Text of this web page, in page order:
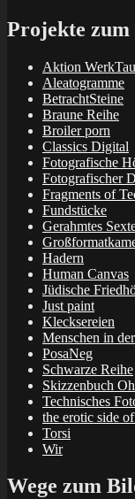
Projekte
Aktion
Aleatogramme
BetrachtSteine
Braune Reihe
Broiler porn
Classics Digital
Fotografische
Fotografischer
Fragments of
Fundstücke
Gerahmtes
Hadern
Human Canvas
Jüdische
Just paint
Klecksereien
Menschen in
PosaNeg
Schwarze Reihe
Skizzenbuch
Technisches
the erotic side
Torsi
Wir
Wege zum